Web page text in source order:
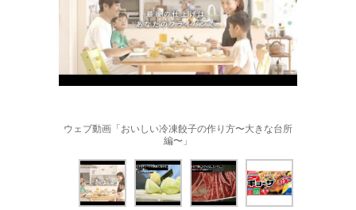
ウェブ動画「おいしい冷凍餃子の作り方〜大きな台所
編〜」